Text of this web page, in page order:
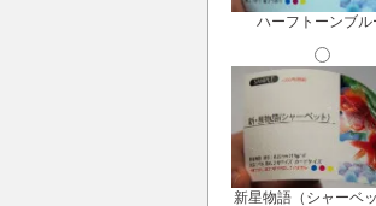
ハーフトーンブル
新星物語（シャーベ